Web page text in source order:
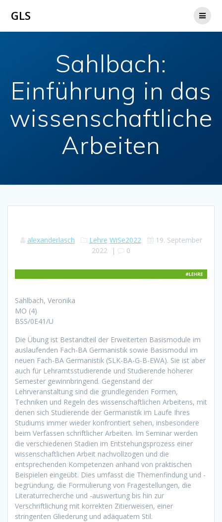
GLS
Sahlbach:
Einführung in das
wissenschaftliche
Arbeiten
alexanderlasch Lehre WiSe2022
19. September
2022 | 0
Sahlbach, Veronika
MO (4)
BSS/0E41/U
Die Übung ist Bestandteil der Erweiterten Basismodule im
auslaufenden Fach-BA Germanistik sowie Basismodul im
neuen Fach-BA Germanistik (SLK-BA-G-B-EWA). Sie ist aber
auch für Lehramtsstudierende und Studierende höherer
Semester gewinnbringend. Gegenstand der
Lehrveranstaltung sind die grundlegenden Formen,
Techniken und Regeln des wissenschaftlichen Arbeitens, mit
denen sich Studierende der Germanistik im Laufe Ihres
Studiums immer wieder konfrontiert sehen, insbesondere
beim Verfassen schriftlicher Arbeiten. Im Seminar werden
die verschiedenen Stadien im Entstehungsprozess einer
wissenschaftlichen Arbeit nachvollzogen und die
entsprechenden Kompetenzen anhand von praktischen
Beispielen eingeübt. Dies umfasst die Themenfindung und -
begründung, die Formulierung von Fragestellungen, die
Literaturrecherche und -auswertung bis hin zur
Verschriftlichung mit korrekten Zitierweisen, einer
stringenten Gliederung und adäquatem Stil.